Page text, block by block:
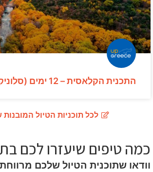
התכנית הקלאסית – 12 ימים (סלוניקי-סלונקי)
לכל תוכניות הטיול המובנות
כמה טיפים שיעזרו לכם
וודאו שתוכנית הטיול שלכם מרווחת